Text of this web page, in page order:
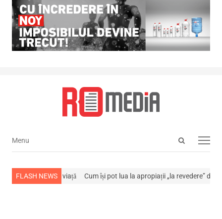
Open
Menu
Menu
FLASH NEWS
s-a stins din viață Cum își pot lua la apropiații „la revedere” de la…